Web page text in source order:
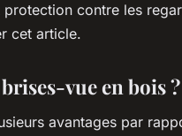
contre les
cet article.
vue en bois ?
avantages par